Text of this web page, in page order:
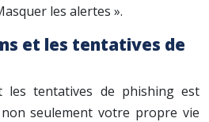
les alertes ».
et les tentatives de
les tentatives de phishing est
seulement votre propre vie